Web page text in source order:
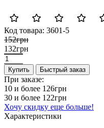
Код товара: 3601-5
152грн
132грн
Купить Быстрый заказ
При заказе:
10 и более 126грн
30 и более 122грн
Хочу скидку еще больше!
Характеристики